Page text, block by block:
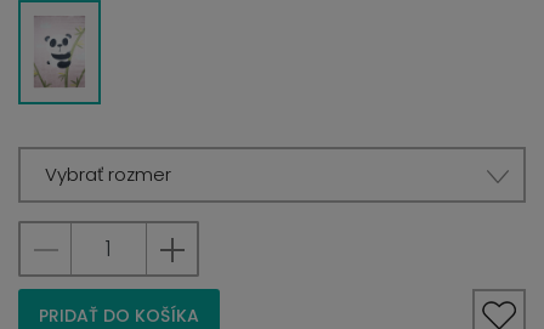
Vybrať rozmer
PRIDAŤ DO KOŠÍKA